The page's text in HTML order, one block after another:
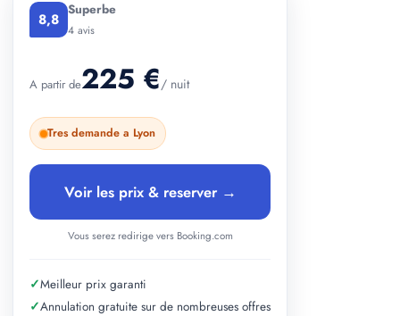
8,8 Superbe
4 avis
A partir de225 €/ nuit
Tres demande a Lyon
Voir les prix & reserver →
Vous serez redirige vers Booking.com
✓Meilleur prix garanti
✓Annulation gratuite sur de nombreuses offres